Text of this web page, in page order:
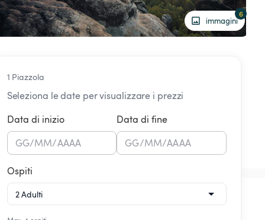
immagini
6
1 Piazzola
Seleziona le date per visualizzare i prezzi
Data di inizio
GG/MM/AAAA
Data di fine
GG/MM/AAAA
Ospiti